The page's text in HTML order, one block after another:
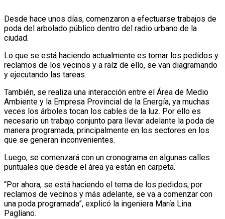
Desde hace unos días, comenzaron a efectuarse trabajos de
poda del arbolado público dentro del radio urbano de la
ciudad.
Lo que se está haciendo actualmente es tomar los pedidos y
reclamos de los vecinos y a raíz de ello, se van diagramando
y ejecutando las tareas.
También, se realiza una interacción entre el Área de Medio
Ambiente y la Empresa Provincial de la Energía, ya muchas
veces los árboles tocan los cables de la luz. Por ello es
necesario un trabajo conjunto para llevar adelante la poda de
manera programada, principalmente en los sectores en los
que se generan inconvenientes.
Luego, se comenzará con un cronograma en algunas calles
puntuales que desde el área ya están en carpeta.
“Por ahora, se está haciendo el tema de los pedidos, por
reclamos de vecinos y más adelante, se va a comenzar con
una poda programada”, explicó la ingeniera María Lina
Pagliano.